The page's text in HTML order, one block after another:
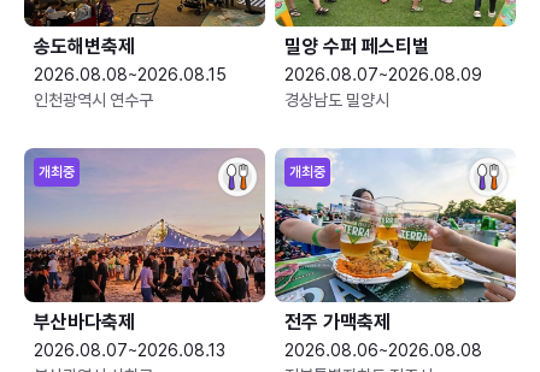
송도해변축제
2026.08.08~2026.08.15
인천광역시 연수구
밀양 수퍼 페스티벌
2026.08.07~2026.08.09
경상남도 밀양시
개최중
부산바다축제
2026.08.07~2026.08.13
개최중
전주 가맥축제
2026.08.06~2026.08.08